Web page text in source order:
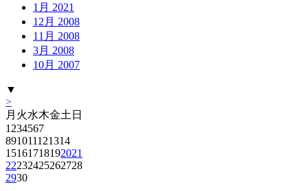
1月 2021
12月 2008
11月 2008
3月 2008
10月 2007
▼
>
月 火水木金土 日
1 234567
891011121314
15161718192021
22232425262728
2930